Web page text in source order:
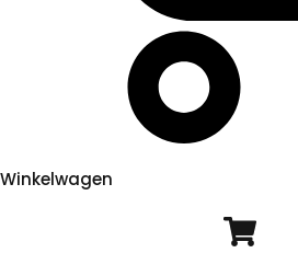
Winkelwagen